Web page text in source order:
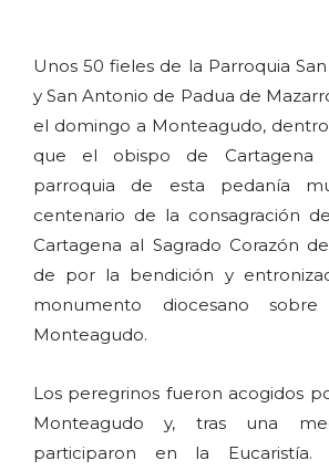
Unos 50 fieles de la Parroquia
y San Antonio de Padua de
el domingo a Monteagudo,
que el obispo de Cartagena
parroquia de esta pedanía
centenario de la consagración
Cartagena al Sagrado Corazón
de por la bendición y
monumento diocesano
Monteagudo.
Los peregrinos fueron acogidos
Monteagudo y, tras una
participaron en la